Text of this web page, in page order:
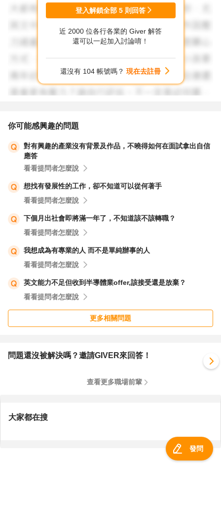
登入解鎖全部 5 則回答
近 2000 位各行各業的 Giver 解答
還可以一起加入討論唷！
還沒有 104 帳號嗎？ 現在去註冊
你可能感興趣的問題
對有興趣的產業沒有背景及作品，不曉得如何在面試拿出自信
應答
看看提問者怎麼說
想找有發展性的工作，卻不知道可以從何著手
看看提問者怎麼說
下個月出社會即將滿一年了，不知道該不該轉職？
看看提問者怎麼說
我想成為有專業的人 而不是單純辦事的人
看看提問者怎麼說
英文能力不足但收到半導體業offer,該接受還是放棄？
看看提問者怎麼說
更多相關問題
問題還沒被解決嗎？邀請GIVER來回答！
查看更多職場前輩
大家都在搜
發問